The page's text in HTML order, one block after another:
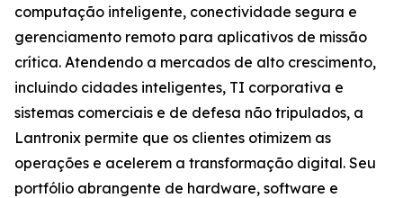
computação inteligente, conectividade segura e
gerenciamento remoto para aplicativos de missão
crítica. Atendendo a mercados de alto crescimento,
incluindo cidades inteligentes, TI corporativa e
sistemas comerciais e de defesa não tripulados, a
Lantronix permite que os clientes otimizem as
operações e acelerem a transformação digital. Seu
portfólio abrangente de hardware, software e